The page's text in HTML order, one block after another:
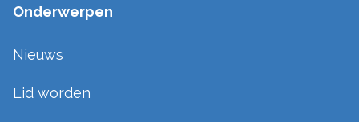
Onderwerpen
Nieuws
Lid worden